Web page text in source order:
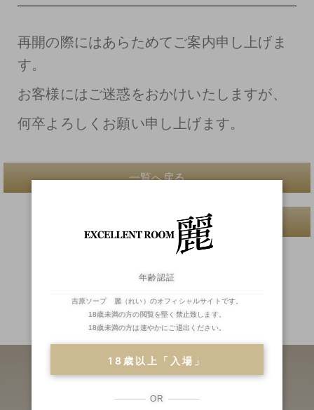
再開の際にはあらためてご案内申し上げま
す。
お客様にはご迷惑をおかけいたしますが、
何卒よろしくお願い申し上げます。
一覧へ戻る
二輪車 ランキング
年齢認証
吉原ソープ 麗（れい）のオフィシャルサイトです。
18歳未満の方の閲覧を堅く禁止致します。
18歳未満の方は速やかにご退出ください。
18歳以上「入場」
OR